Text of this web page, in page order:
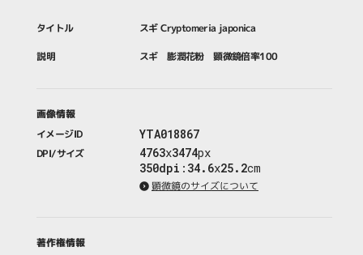
タイトル スギ Cryptomeria japonica
説明 スギ 膨潤花粉 顕微鏡倍率100
画像情報
イメージID
YTA018867
DPI/サイズ 4763x3474px
350dpi : 34.6x25.2cm
顕微鏡のサイズについて
著作権情報